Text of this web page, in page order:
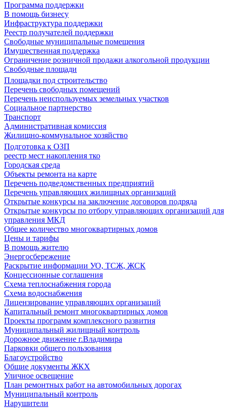
Программа поддержки
В помощь бизнесу
Инфраструктура поддержки
Реестр получателей поддержки
Свободные муниципальные помещения
Имущественная поддержка
Ограничение розничной продажи алкогольной продукции
Свободные площади
Площадки под строительство
Перечень свободных помещений
Перечень неиспользуемых земельных участков
Социальное партнерство
Транспорт
Административная комиссия
Жилищно-коммунальное хозяйство
Подготовка к ОЗП
реестр мест накопления тко
Городская среда
Объекты ремонта на карте
Перечень подведомственных предприятий
Перечень управляющих жилищных организаций
Открытые конкурсы на заключение договоров подряда
Открытые конкурсы по отбору управляющих организаций для
управления МКД
Общее количество многоквартирных домов
Цены и тарифы
В помощь жителю
Энергосбережение
Раскрытие информации УО, ТСЖ, ЖСК
Концессионные соглашения
Схема теплоснабжения города
Схема водоснабжения
Лицензирование управляющих организаций
Капитальный ремонт многоквартирных домов
Проекты программ комплексного развития
Муниципальный жилищный контроль
Дорожное движение г.Владимира
Парковки общего пользования
Благоустройство
Общие документы ЖКХ
Уличное освещение
План ремонтных работ на автомобильных дорогах
Муниципальный контроль
Нарушители